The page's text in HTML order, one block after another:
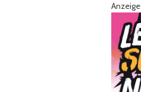
Anzeige